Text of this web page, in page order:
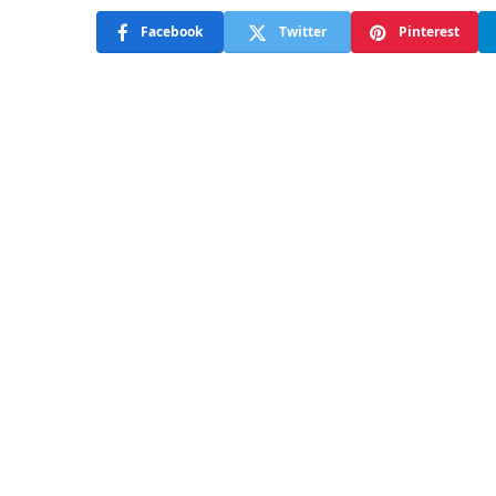
Facebook Twitter Pinterest